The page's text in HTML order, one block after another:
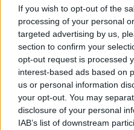
If you wish to opt-out of the
processing of your personal
targeted advertising by us,
section to confirm your
opt-out request is processed
interest-based ads based on
us or personal information
your opt-out. You may
disclosure of your personal
IAB’s list of downstream